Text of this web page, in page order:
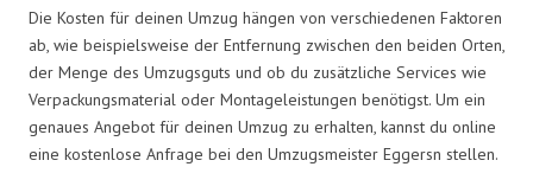
Die Kosten für deinen Umzug hängen von verschiedenen Faktoren
ab, wie beispielsweise der Entfernung zwischen den beiden Orten,
der Menge des Umzugsguts und ob du zusätzliche Services wie
Verpackungsmaterial oder Montageleistungen benötigst. Um ein
genaues Angebot für deinen Umzug zu erhalten, kannst du online
eine kostenlose Anfrage bei den Umzugsmeister Eggersn stellen.